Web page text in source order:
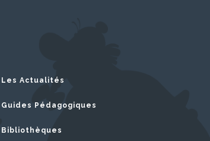
Les Actualités
Guides Pédagogiques
Bibliothèques